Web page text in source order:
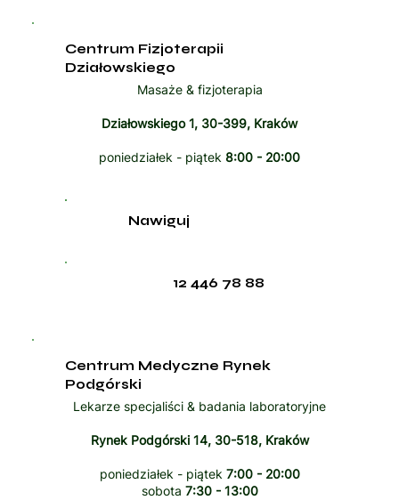
Centrum Fizjoterapii
Działowskiego
Masaże & fizjoterapia
Działowskiego 1, 30-399, Kraków
poniedziałek - piątek 8:00 - 20:00
12 446 78 88
Nawiguj
Centrum Medyczne Rynek
Podgórski
Lekarze specjaliści & badania laboratoryjne
Rynek Podgórski 14, 30-518, Kraków
poniedziałek - piątek 7:00 - 20:00
sobota 7:30 - 13:00